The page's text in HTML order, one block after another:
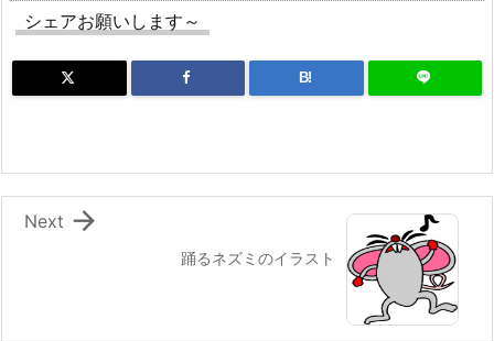
シェアお願いします～
B!
踊るネズミのイラスト

Next